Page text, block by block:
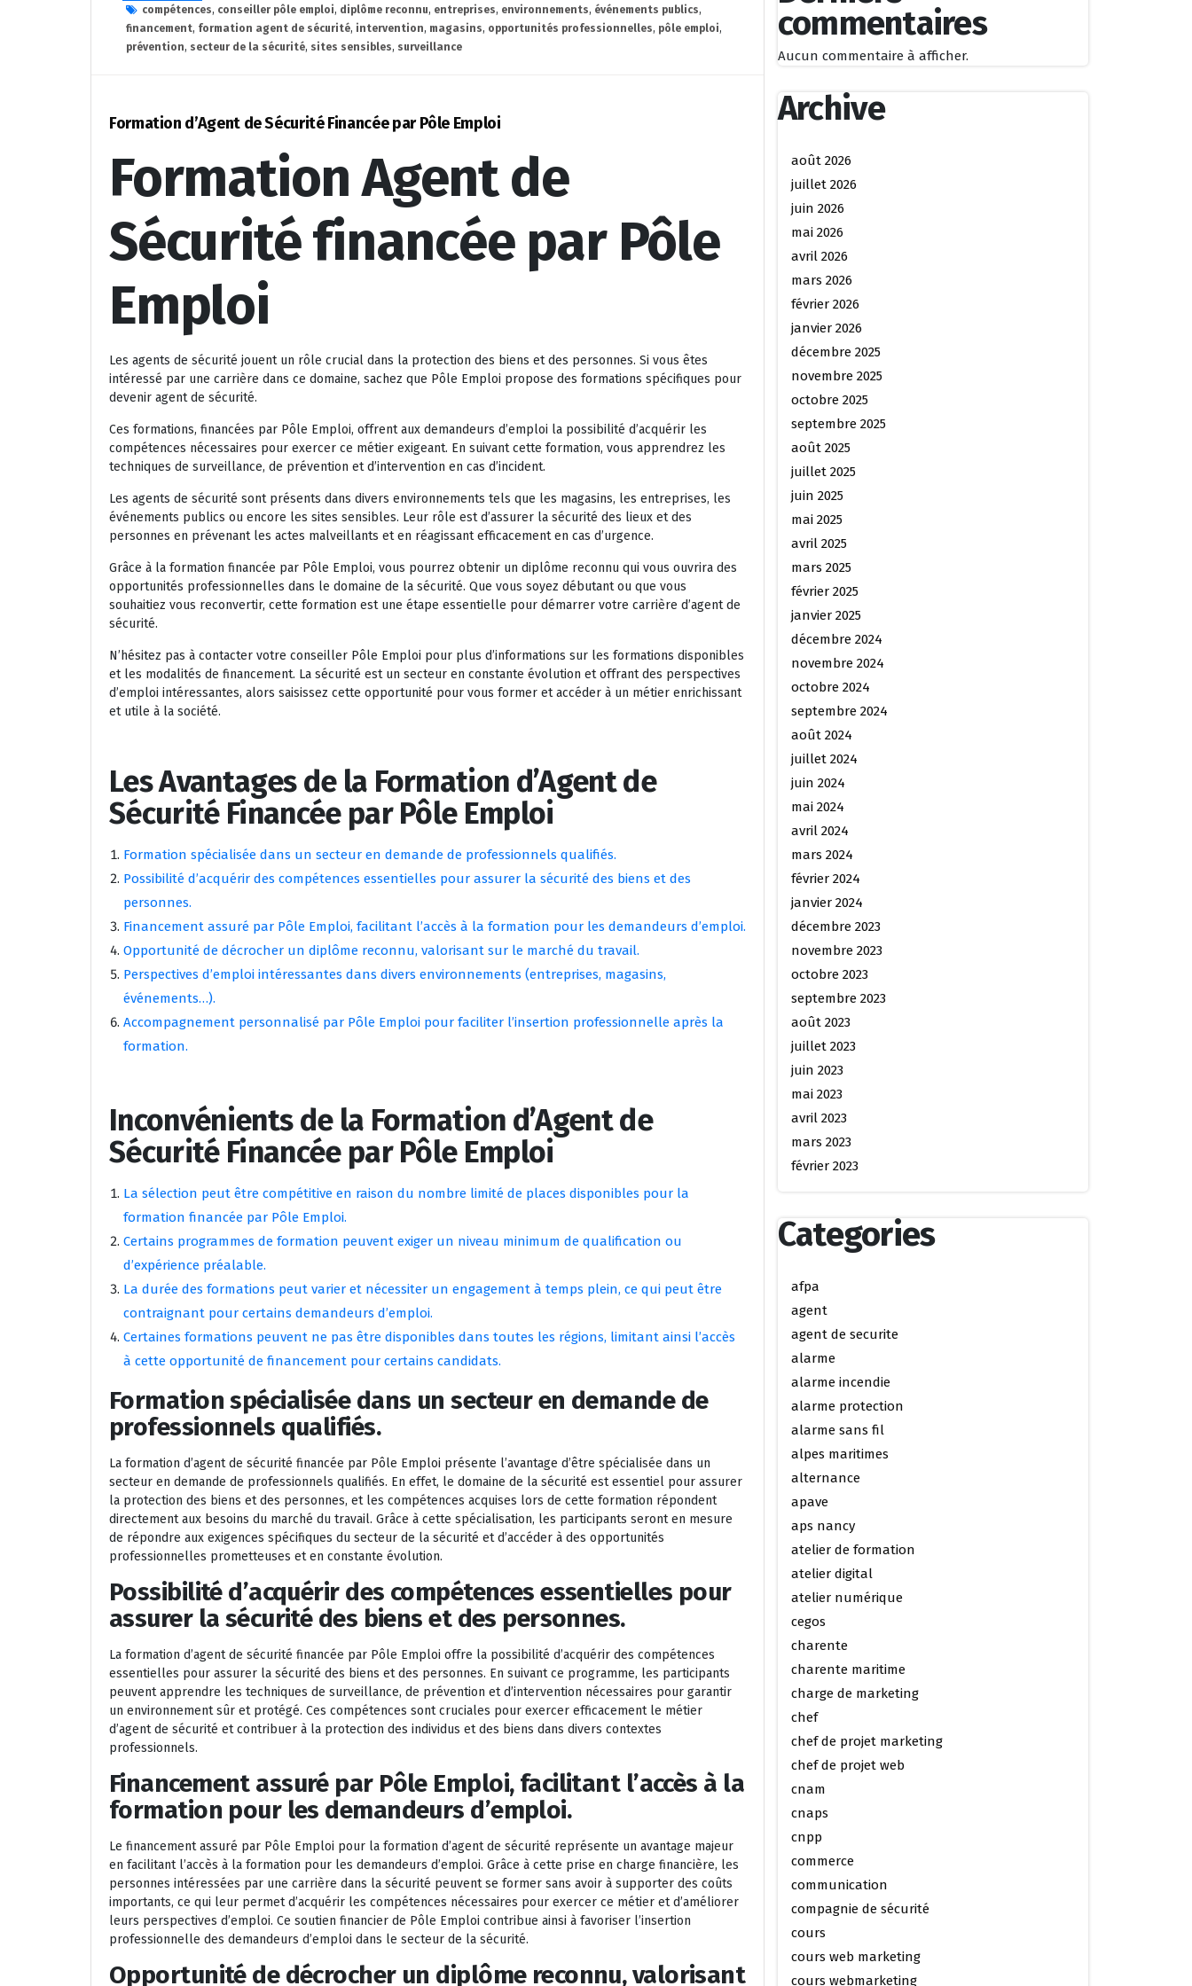
compétences, conseiller pôle emploi, diplôme reconnu, entreprises, environnements, événements publics,
financement, formation agent de sécurité, intervention, magasins, opportunités professionnelles, pôle emploi,
prévention, secteur de la sécurité, sites sensibles, surveillance
Formation d’Agent de Sécurité Financée par Pôle Emploi
Formation Agent de
Sécurité financée par Pôle
Emploi
Les agents de sécurité jouent un rôle crucial dans la protection des biens et des personnes. Si vous êtes
intéressé par une carrière dans ce domaine, sachez que Pôle Emploi propose des formations spécifiques pour
devenir agent de sécurité.
Ces formations, financées par Pôle Emploi, offrent aux demandeurs d’emploi la possibilité d’acquérir les
compétences nécessaires pour exercer ce métier exigeant. En suivant cette formation, vous apprendrez les
techniques de surveillance, de prévention et d’intervention en cas d’incident.
Les agents de sécurité sont présents dans divers environnements tels que les magasins, les entreprises, les
événements publics ou encore les sites sensibles. Leur rôle est d’assurer la sécurité des lieux et des
personnes en prévenant les actes malveillants et en réagissant efficacement en cas d’urgence.
Grâce à la formation financée par Pôle Emploi, vous pourrez obtenir un diplôme reconnu qui vous ouvrira des
opportunités professionnelles dans le domaine de la sécurité. Que vous soyez débutant ou que vous
souhaitiez vous reconvertir, cette formation est une étape essentielle pour démarrer votre carrière d’agent de
sécurité.
N’hésitez pas à contacter votre conseiller Pôle Emploi pour plus d’informations sur les formations disponibles
et les modalités de financement. La sécurité est un secteur en constante évolution et offrant des perspectives
d’emploi intéressantes, alors saisissez cette opportunité pour vous former et accéder à un métier enrichissant
et utile à la société.
Les Avantages de la Formation d’Agent de
Sécurité Financée par Pôle Emploi
Formation spécialisée dans un secteur en demande de professionnels qualifiés.
Possibilité d’acquérir des compétences essentielles pour assurer la sécurité des biens et des
personnes.
Financement assuré par Pôle Emploi, facilitant l’accès à la formation pour les demandeurs d’emploi.
Opportunité de décrocher un diplôme reconnu, valorisant sur le marché du travail.
Perspectives d’emploi intéressantes dans divers environnements (entreprises, magasins,
événements…).
Accompagnement personnalisé par Pôle Emploi pour faciliter l’insertion professionnelle après la
formation.
Inconvénients de la Formation d’Agent de
Sécurité Financée par Pôle Emploi
La sélection peut être compétitive en raison du nombre limité de places disponibles pour la
formation financée par Pôle Emploi.
Certains programmes de formation peuvent exiger un niveau minimum de qualification ou
d’expérience préalable.
La durée des formations peut varier et nécessiter un engagement à temps plein, ce qui peut être
contraignant pour certains demandeurs d’emploi.
Certaines formations peuvent ne pas être disponibles dans toutes les régions, limitant ainsi l’accès
à cette opportunité de financement pour certains candidats.
Formation spécialisée dans un secteur en demande de
professionnels qualifiés.
La formation d’agent de sécurité financée par Pôle Emploi présente l’avantage d’être spécialisée dans un
secteur en demande de professionnels qualifiés. En effet, le domaine de la sécurité est essentiel pour assurer
la protection des biens et des personnes, et les compétences acquises lors de cette formation répondent
directement aux besoins du marché du travail. Grâce à cette spécialisation, les participants seront en mesure
de répondre aux exigences spécifiques du secteur de la sécurité et d’accéder à des opportunités
professionnelles prometteuses et en constante évolution.
Possibilité d’acquérir des compétences essentielles pour
assurer la sécurité des biens et des personnes.
La formation d’agent de sécurité financée par Pôle Emploi offre la possibilité d’acquérir des compétences
essentielles pour assurer la sécurité des biens et des personnes. En suivant ce programme, les participants
peuvent apprendre les techniques de surveillance, de prévention et d’intervention nécessaires pour garantir
un environnement sûr et protégé. Ces compétences sont cruciales pour exercer efficacement le métier
d’agent de sécurité et contribuer à la protection des individus et des biens dans divers contextes
professionnels.
Financement assuré par Pôle Emploi, facilitant l’accès à la
formation pour les demandeurs d’emploi.
Le financement assuré par Pôle Emploi pour la formation d’agent de sécurité représente un avantage majeur
en facilitant l’accès à la formation pour les demandeurs d’emploi. Grâce à cette prise en charge financière, les
personnes intéressées par une carrière dans la sécurité peuvent se former sans avoir à supporter des coûts
importants, ce qui leur permet d’acquérir les compétences nécessaires pour exercer ce métier et d’améliorer
leurs perspectives d’emploi. Ce soutien financier de Pôle Emploi contribue ainsi à favoriser l’insertion
professionnelle des demandeurs d’emploi dans le secteur de la sécurité.
Opportunité de décrocher un diplôme reconnu, valorisant
commentaires
Aucun commentaire à afficher.
Archive
août 2026
juillet 2026
juin 2026
mai 2026
avril 2026
mars 2026
février 2026
janvier 2026
décembre 2025
novembre 2025
octobre 2025
septembre 2025
août 2025
juillet 2025
juin 2025
mai 2025
avril 2025
mars 2025
février 2025
janvier 2025
décembre 2024
novembre 2024
octobre 2024
septembre 2024
août 2024
juillet 2024
juin 2024
mai 2024
avril 2024
mars 2024
février 2024
janvier 2024
décembre 2023
novembre 2023
octobre 2023
septembre 2023
août 2023
juillet 2023
juin 2023
mai 2023
avril 2023
mars 2023
février 2023
Categories
afpa
agent
agent de securite
alarme
alarme incendie
alarme protection
alarme sans fil
alpes maritimes
alternance
apave
aps nancy
atelier de formation
atelier digital
atelier numérique
cegos
charente
charente maritime
charge de marketing
chef
chef de projet marketing
chef de projet web
cnam
cnaps
cnpp
commerce
communication
compagnie de sécurité
cours
cours web marketing
cours webmarketing